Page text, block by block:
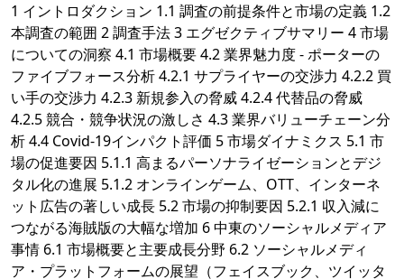
1 イントロダクション 1.1 調査の前提条件と市場の定義 1.2
本調査の範囲 2 調査手法 3 エグゼクティブサマリー 4 市場
についての洞察 4.1 市場概要 4.2 業界魅力度 - ポーターの
ファイブフォース分析 4.2.1 サプライヤーの交渉力 4.2.2 買
い手の交渉力 4.2.3 新規参入の脅威 4.2.4 代替品の脅威
4.2.5 競合・競争状況の激しさ 4.3 業界バリューチェーン分
析 4.4 Covid-19インパクト評価 5 市場ダイナミクス 5.1 市
場の促進要因 5.1.1 高まるパーソナライゼーションとデジ
タル化の進展 5.1.2 オンラインゲーム、OTT、インターネ
ット広告の著しい成長 5.2 市場の抑制要因 5.2.1 収入減に
つながる海賊版の大幅な増加 6 中東のソーシャルメディア
事情 6.1 市場概要と主要成長分野 6.2 ソーシャルメディ
ア・プラットフォームの展望（フェイスブック、ツイッタ